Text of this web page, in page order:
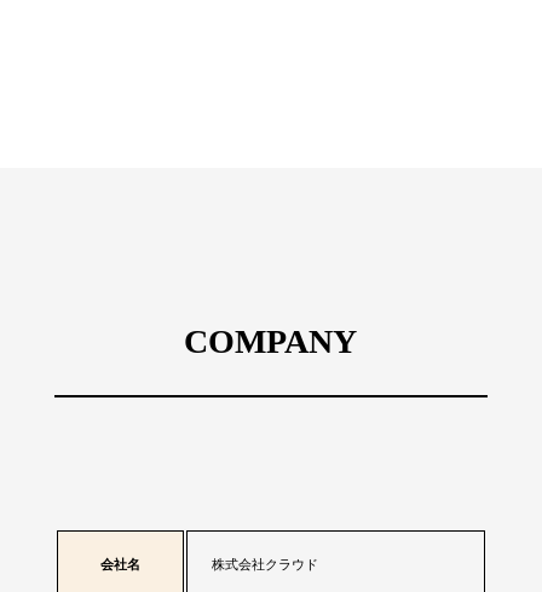
COMPANY
会社名 株式会社クラウド